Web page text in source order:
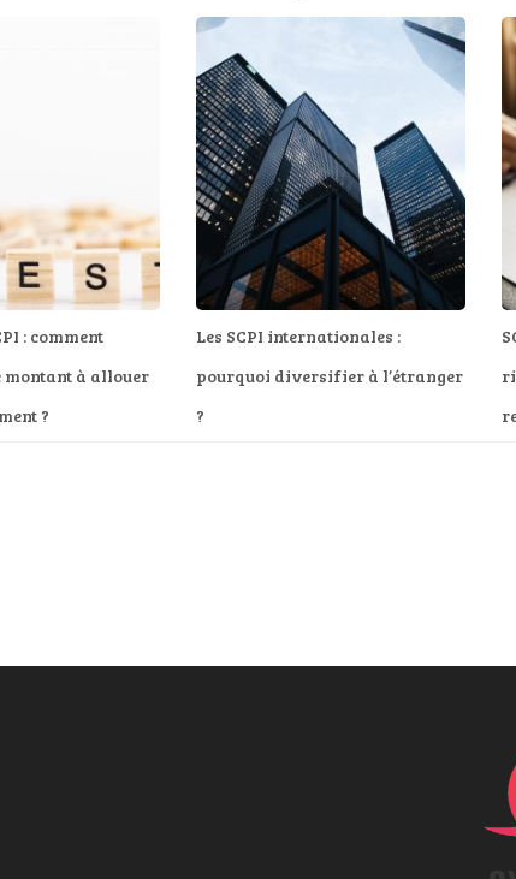
: comment
à allouer
?
Les SCPI internationales :
pourquoi diversifier à l’étranger
?